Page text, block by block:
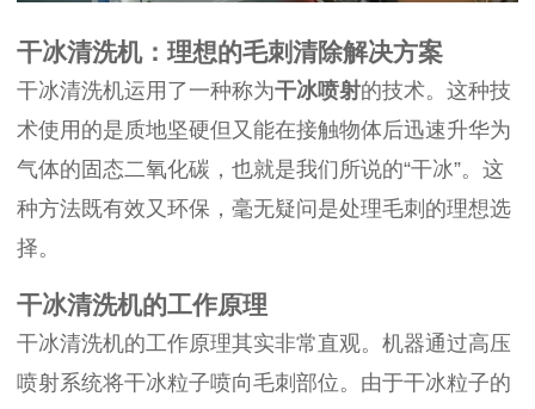
干冰清洗机：理想的毛刺清除解决方案
干冰清洗机运用了一种称为干冰喷射的技术。这种技
术使用的是质地坚硬但又能在接触物体后迅速升华为
气体的固态二氧化碳，也就是我们所说的“干冰”。这
种方法既有效又环保，毫无疑问是处理毛刺的理想选
择。
干冰清洗机的工作原理
干冰清洗机的工作原理其实非常直观。机器通过高压
喷射系统将干冰粒子喷向毛刺部位。由于干冰粒子的